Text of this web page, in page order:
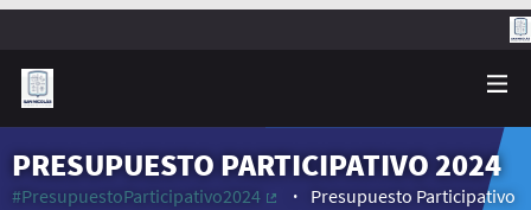
PRESUPUESTO PARTICIPATIVO 2024
#PresupuestoParticipativo2024
Presupuesto Participativo